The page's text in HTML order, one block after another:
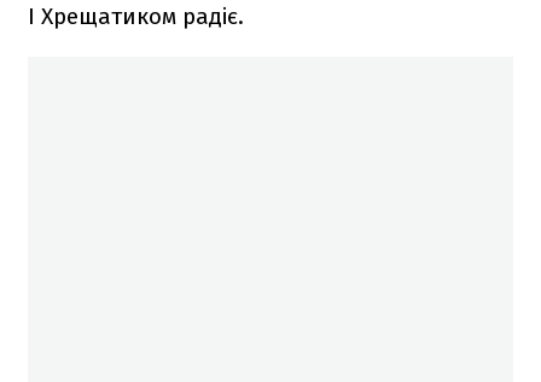
І Хрещатиком радіє.